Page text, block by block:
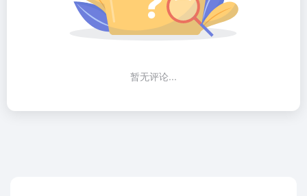
暂无评论...